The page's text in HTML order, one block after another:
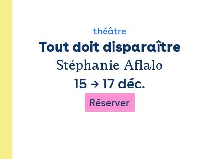
théâtre
Tout doit disparaître
Stéphanie Aflalo
15 → 17 déc.
Réserver